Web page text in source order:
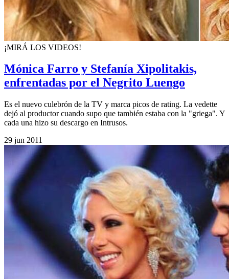
¡MIRÁ LOS VIDEOS!
Mónica Farro y Stefanía Xipolitakis,
enfrentadas por el Negrito Luengo
Es el nuevo culebrón de la TV y marca picos de rating. La vedette
dejó al productor cuando supo que también estaba con la "griega". Y
cada una hizo su descargo en Intrusos.
29 jun 2011